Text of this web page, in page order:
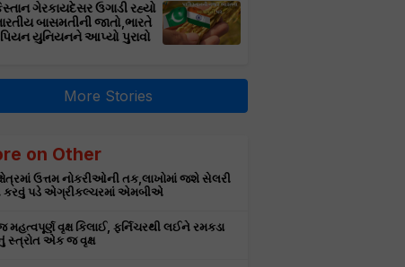
ગેરકાયદેસર ઉગાડી રહ્યો
બાસમતીની જાતો,ભારતે
યુનિયનને આપ્યો પુરાવો
More Stories
on Other
ઉત્તમ નોકરીઓની તક,લાખોમાં જશે સેલરી
કરવું પડે એગ્રીકલ્ચરમાં એમબીએ
વૃક્ષ કિલાઈ, ફર્નિચરથી લઈને રમકડા
સ્ત્રોત એક જ વૃક્ષ